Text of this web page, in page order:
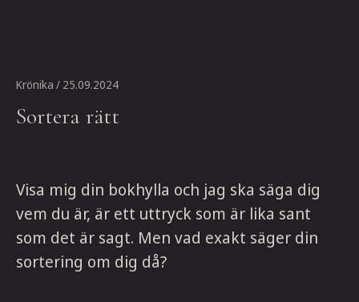
Krönika / 25.09.2024
Sortera rätt
Visa mig din bokhylla och jag ska säga dig
vem du är, är ett uttryck som är lika sant
som det är sagt. Men vad exakt säger din
sortering om dig då?